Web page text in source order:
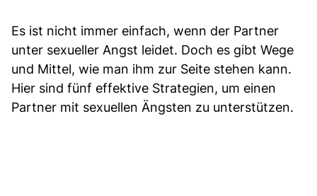
Es ist nicht immer einfach, wenn der Partner
unter sexueller Angst leidet. Doch es gibt Wege
und Mittel, wie man ihm zur Seite stehen kann.
Hier sind fünf effektive Strategien, um einen
Partner mit sexuellen Ängsten zu unterstützen.